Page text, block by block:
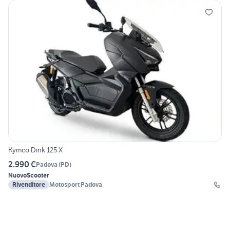
Kymco Dink 125 X
2.990 €Padova (PD)
NuovoScooter
Rivenditore Motosport Padova